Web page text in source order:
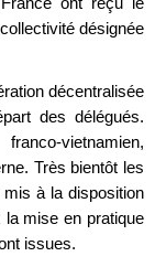
désignée
décentralisée
des délégués.
vietnamien,
Très bientôt les
à la disposition
mise en pratique
issues.